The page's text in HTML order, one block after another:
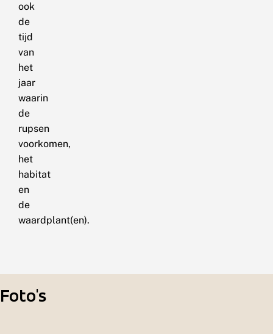
ook
de
tijd
van
het
jaar
waarin
de
rupsen
voorkomen,
het
habitat
en
de
waardplant(en).
Foto's